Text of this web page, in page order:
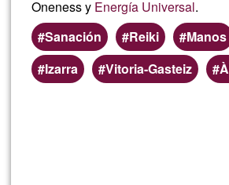
Oneness y Energía Universal.
Sanación
Reiki
Manos
Izarra
Vitoria-Gasteiz